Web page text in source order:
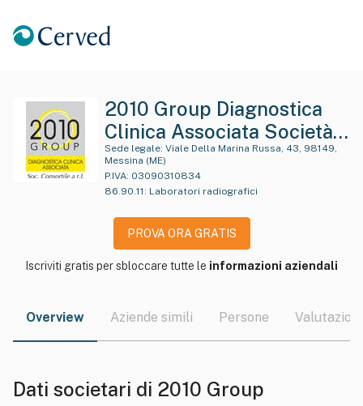
2010 Group Diagnostica
Clinica Associata Società
Consortile A R. L.
Sede legale:
Messina (ME)
P.IVA: 03090310834
86.90.11 : Laboratori radiografici
PROVA ORA GRATIS
Iscriviti gratis per sbloccare tutte le informazioni aziendali
Overview Aziende simili Persone Valutazioni
Dati societari di 2010 Group